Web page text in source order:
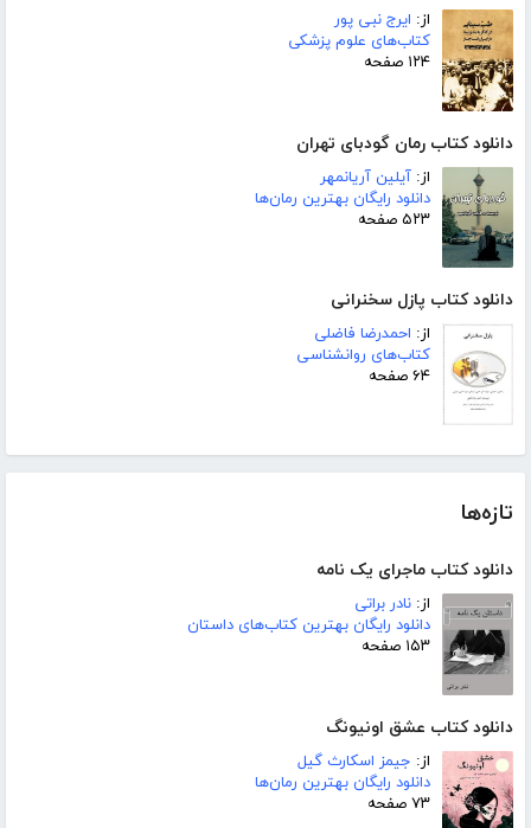
از: ایرج نبی پور
کتاب‌های علوم پزشکی
۱۲۴ صفحه
دانلود کتاب رمان گودبای تهران
از: آیلین آریانمهر
دانلود رایگان بهترین رمان‌ها
۵۲۳ صفحه
دانلود کتاب پازل سخنرانی
از: احمدرضا فاضلی
کتاب‌های روانشناسی
۶۴ صفحه
تازه‌ها
دانلود کتاب ماجرای یک نامه
از: نادر براتی
دانلود رایگان بهترین کتاب‌های داستان
۱۵۳ صفحه
دانلود کتاب عشق اونیونگ
از: جیمز اسکارث گیل
دانلود رایگان بهترین رمان‌ها
۷۳ صفحه